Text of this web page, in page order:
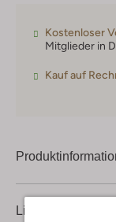
Kostenloser
Mitglieder in
Kauf auf
Lieferung &